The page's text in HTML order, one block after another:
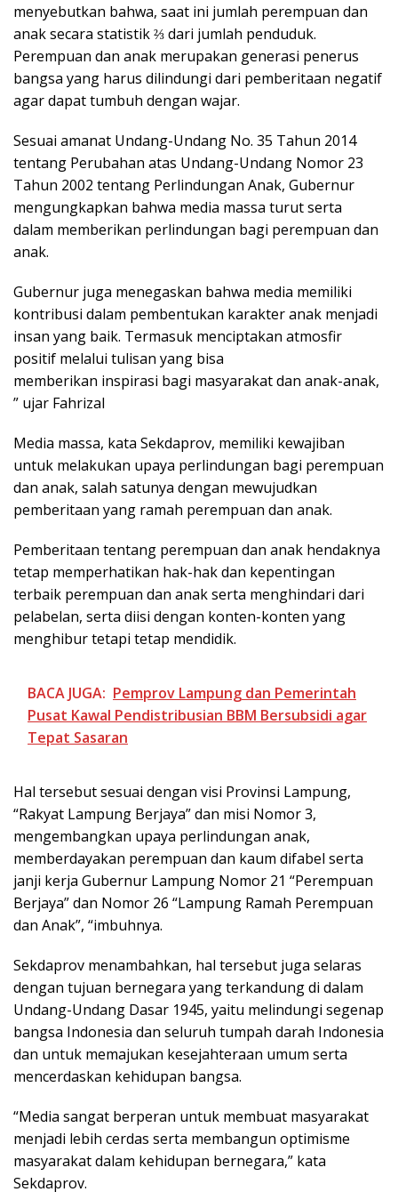
menyebutkan bahwa, saat ini jumlah perempuan dan
anak secara statistik ⅔ dari jumlah penduduk.
Perempuan dan anak merupakan generasi penerus
bangsa yang harus dilindungi dari pemberitaan negatif
agar dapat tumbuh dengan wajar.
Sesuai amanat Undang-Undang No. 35 Tahun 2014
tentang Perubahan atas Undang-Undang Nomor 23
Tahun 2002 tentang Perlindungan Anak, Gubernur
mengungkapkan bahwa media massa turut serta
dalam memberikan perlindungan bagi perempuan dan
anak.
Gubernur juga menegaskan bahwa media memiliki
kontribusi dalam pembentukan karakter anak menjadi
insan yang baik. Termasuk menciptakan atmosfir
positif melalui tulisan yang bisa
memberikan inspirasi bagi masyarakat dan anak-anak,
” ujar Fahrizal
Media massa, kata Sekdaprov, memiliki kewajiban
untuk melakukan upaya perlindungan bagi perempuan
dan anak, salah satunya dengan mewujudkan
pemberitaan yang ramah perempuan dan anak.
Pemberitaan tentang perempuan dan anak hendaknya
tetap memperhatikan hak-hak dan kepentingan
terbaik perempuan dan anak serta menghindari dari
pelabelan, serta diisi dengan konten-konten yang
menghibur tetapi tetap mendidik.
BACA JUGA: Pemprov Lampung dan Pemerintah
Pusat Kawal Pendistribusian BBM Bersubsidi agar
Tepat Sasaran
Hal tersebut sesuai dengan visi Provinsi Lampung,
“Rakyat Lampung Berjaya” dan misi Nomor 3,
mengembangkan upaya perlindungan anak,
memberdayakan perempuan dan kaum difabel serta
janji kerja Gubernur Lampung Nomor 21 “Perempuan
Berjaya” dan Nomor 26 “Lampung Ramah Perempuan
dan Anak”, “imbuhnya.
Sekdaprov menambahkan, hal tersebut juga selaras
dengan tujuan bernegara yang terkandung di dalam
Undang-Undang Dasar 1945, yaitu melindungi segenap
bangsa Indonesia dan seluruh tumpah darah Indonesia
dan untuk memajukan kesejahteraan umum serta
mencerdaskan kehidupan bangsa.
“Media sangat berperan untuk membuat masyarakat
menjadi lebih cerdas serta membangun optimisme
masyarakat dalam kehidupan bernegara,” kata
Sekdaprov.